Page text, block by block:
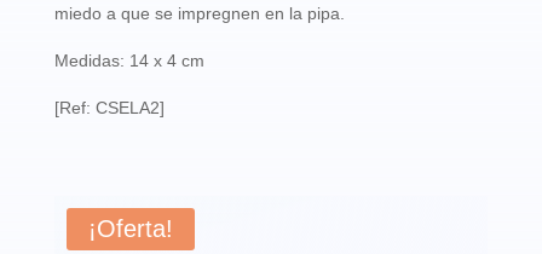
miedo a que se impregnen en la pipa.
Medidas: 14 x 4 cm
[Ref: CSELA2]
¡Oferta!